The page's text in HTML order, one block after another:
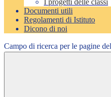
I progetti delle classi
Documenti utili
Regolamenti di Istituto
Dicono di noi
Campo di ricerca per le pagine